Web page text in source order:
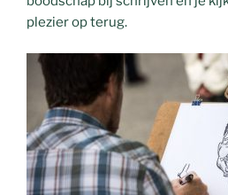
plezier op terug.